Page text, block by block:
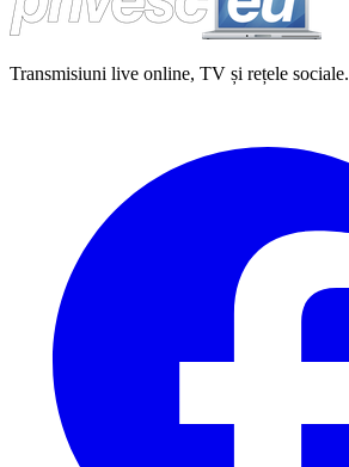
Transmisiuni live online, TV și rețele sociale.